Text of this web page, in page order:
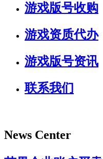
游戏版号收购
游戏资质代办
游戏版号资讯
联系我们
News Center